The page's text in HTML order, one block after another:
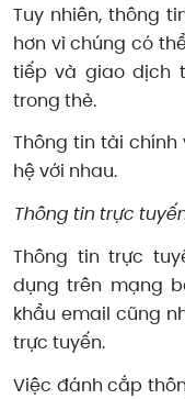
Tuy nhiên, thông
hơn vì chúng có
tiếp và giao dịch
trong thẻ.
Thông tin tài
hệ với nhau.
Thông tin trực
Thông tin trực
dụng trên mạng
khẩu email cũng
trực tuyến.
Việc đánh cắp